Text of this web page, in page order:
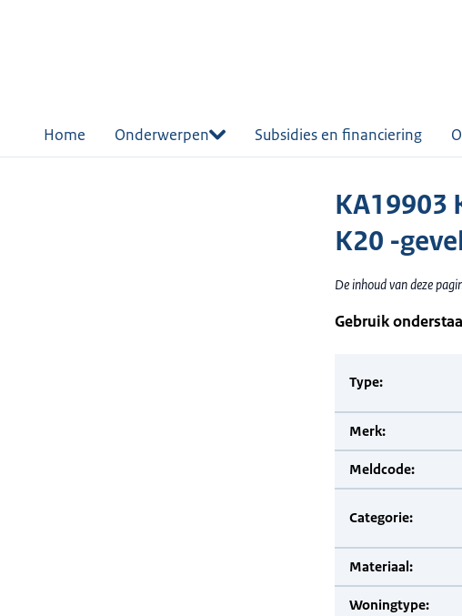
Home Onderwerpen Subsidies en financiering
KA19903
K20 -
De inhoud van deze
Gebruik
Type:
Merk:
Meldcode:
Categorie:
Materiaal:
Woningtype: